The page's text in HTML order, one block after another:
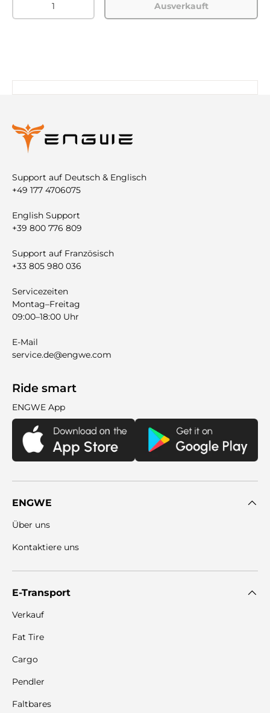
Ausverkauft
Support auf Deutsch & Englisch
+49 177 4706075
English Support
+39 800 776 809
Support auf Französisch
+33 805 980 036
Servicezeiten
Montag–Freitag
09:00–18:00 Uhr
E-Mail
service.de@engwe.com
Ride smart
ENGWE App
ENGWE
Über uns
Kontaktiere uns
E-Transport
Verkauf
Fat Tire
Cargo
Pendler
Faltbares